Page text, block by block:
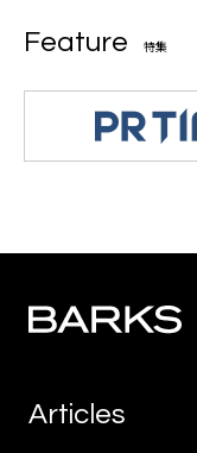
Feature 特集
Articles